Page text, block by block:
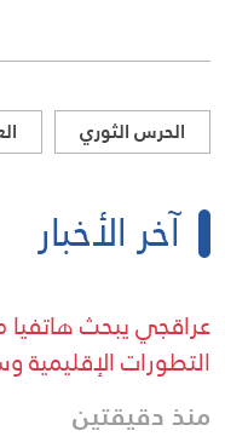
الحرس الثوري
آخر الأخبار
عراقجي يبحث هاتفيا
التطورات الإقليمية
منذ دقيقتين